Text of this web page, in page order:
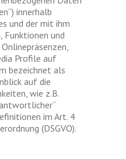
innerhalb
und der mit ihm
Funktionen und
Profile auf
bezeichnet als
auf die
wie z.B.
im Art. 4
(DSGVO).